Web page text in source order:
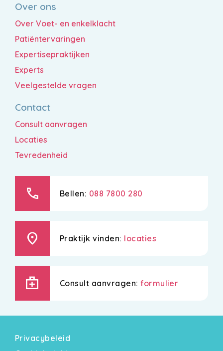
Over ons
Over Voet- en enkelklacht
Patiëntervaringen
Expertisepraktijken
Experts
Veelgestelde vragen
Contact
Consult aanvragen
Locaties
Tevredenheid
call Bellen: 088 7800 280
location_on Praktijk vinden: locaties
medical_services Consult aanvragen:formulier
Privacybeleid